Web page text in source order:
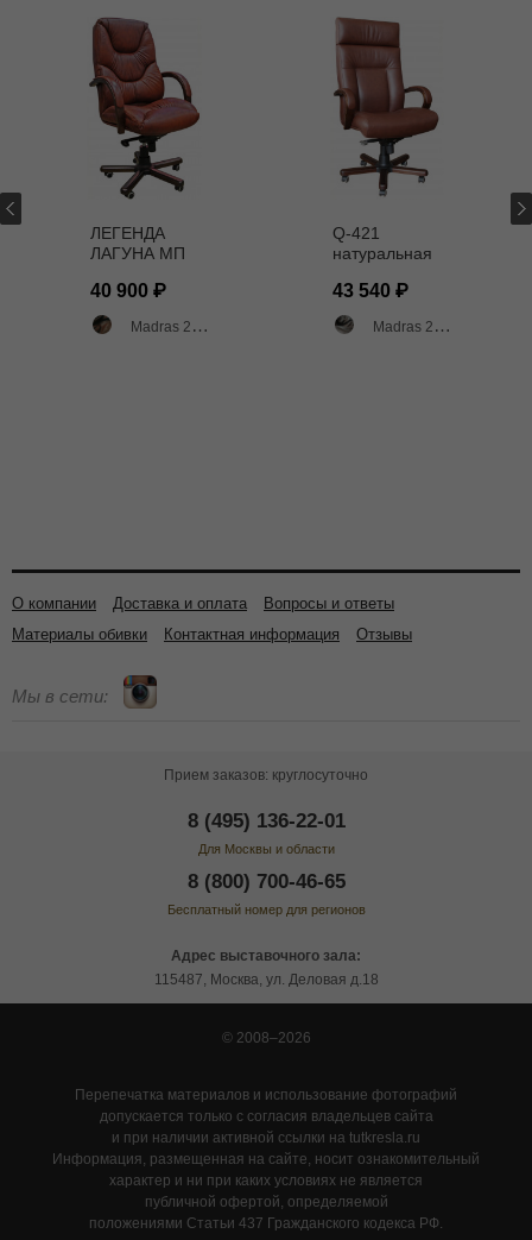
ЛЕГЕНДА
ЛАГУНА МП
КОРИЧНЕВАЯ
40 900
Madras 2012 двухтоновый глянец
Q-421
натуральная
2002
43 540
Madras 2002 двухтоновый глянец
О компании Доставка и оплата
Вопросы и ответы
Материалы обивки
Контактная информация Отзывы
Мы в сети:
Прием заказов: круглосуточно
8 (495) 136-22-01
Для Москвы и области
8 (800) 700-46-65
Бесплатный номер для регионов
Адрес выставочного зала:
115487, Москва, ул. Деловая д.18
© 2008–2026
Перепечатка материалов и использование фотографий
допускается только с согласия владельцев сайта
и при наличии активной ссылки на tutkresla.ru
Информация, размещенная на сайте, носит ознакомительный
характер и ни при каких условиях не является
публичной офертой, определяемой
положениями Статьи 437 Гражданского кодекса РФ.